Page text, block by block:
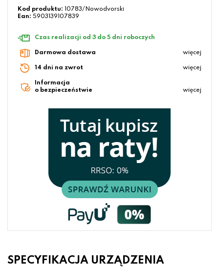
Kod produktu:
10783/Nowodvorski
Ean: 5903139107839
Czas realizacji od 3 do 5 dni roboczych
Darmowa dostawa więcej
14 dni na zwrot więcej
Informacja
o bezpieczeństwie
więcej
SPECYFIKACJA URZĄDZENIA